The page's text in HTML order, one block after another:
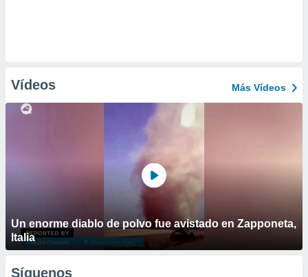
Vídeos Más Vídeos
Un enorme diablo de polvo fue avistado en Zapponeta,
Italia
Síguenos